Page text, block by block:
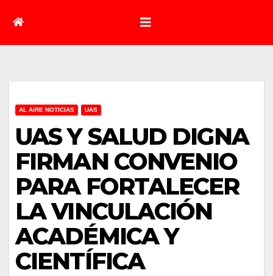
AL AIRE NOTICIAS UAS
UAS Y SALUD DIGNA
FIRMAN CONVENIO
PARA FORTALECER
LA VINCULACIÓN
ACADÉMICA Y
CIENTÍFICA